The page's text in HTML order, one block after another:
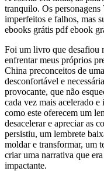
tranquilo. Os
imperfeitos e falhos, mas
ebooks grátis pdf ebook
Foi um livro que desafiou
enfrentar meus próprios
China preconceitos de
desconfortável e
provocante, que não
cada vez mais acelerado
como este oferecem um
desacelerar e apreciar as
persistiu, um lembrete
moldar e transformar, um
criar uma narrativa que
impactante.